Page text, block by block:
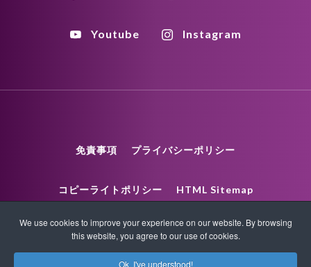
Youtube Instagram
免責事項 プライバシーポリシー
コピーライトポリシー HTML Sitemap
XML Sitemap
We use cookies to improve your experience on our website. By browsing
this website, you agree to our use of cookies.
Ok, I've understood!